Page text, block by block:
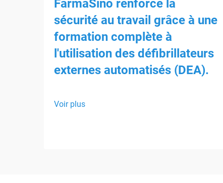
FarmaSino renforce la
sécurité au travail grâce à une
formation complète à
l'utilisation des défibrillateurs
externes automatisés (DEA).
Voir plus